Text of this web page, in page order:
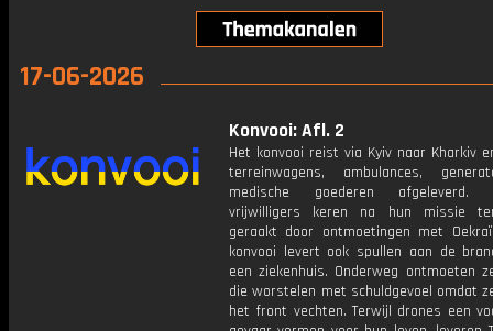
17-06-2026
Konvooi: Afl. 2
Het konvooi reist via Kyiv naar Kharkiv
terreinwagens, ambulances,
medische goederen afgeleverd.
vrijwilligers keren na hun missie
geraakt door ontmoetingen met
konvooi levert ook spullen aan de
een ziekenhuis. Onderweg ontmoeten
die worstelen met schuldgevoel omdat
het front vechten. Terwijl drones een